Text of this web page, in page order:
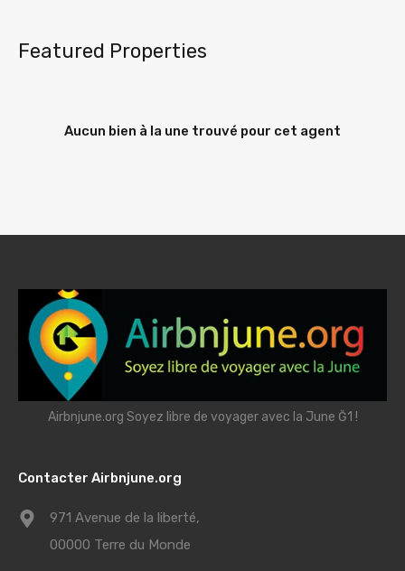
Featured Properties
Aucun bien à la une trouvé pour cet agent
Airbnjune.org Soyez libre de voyager avec la June Ğ1 !
Contacter Airbnjune.org
971 Avenue de la liberté,
00000 Terre du Monde